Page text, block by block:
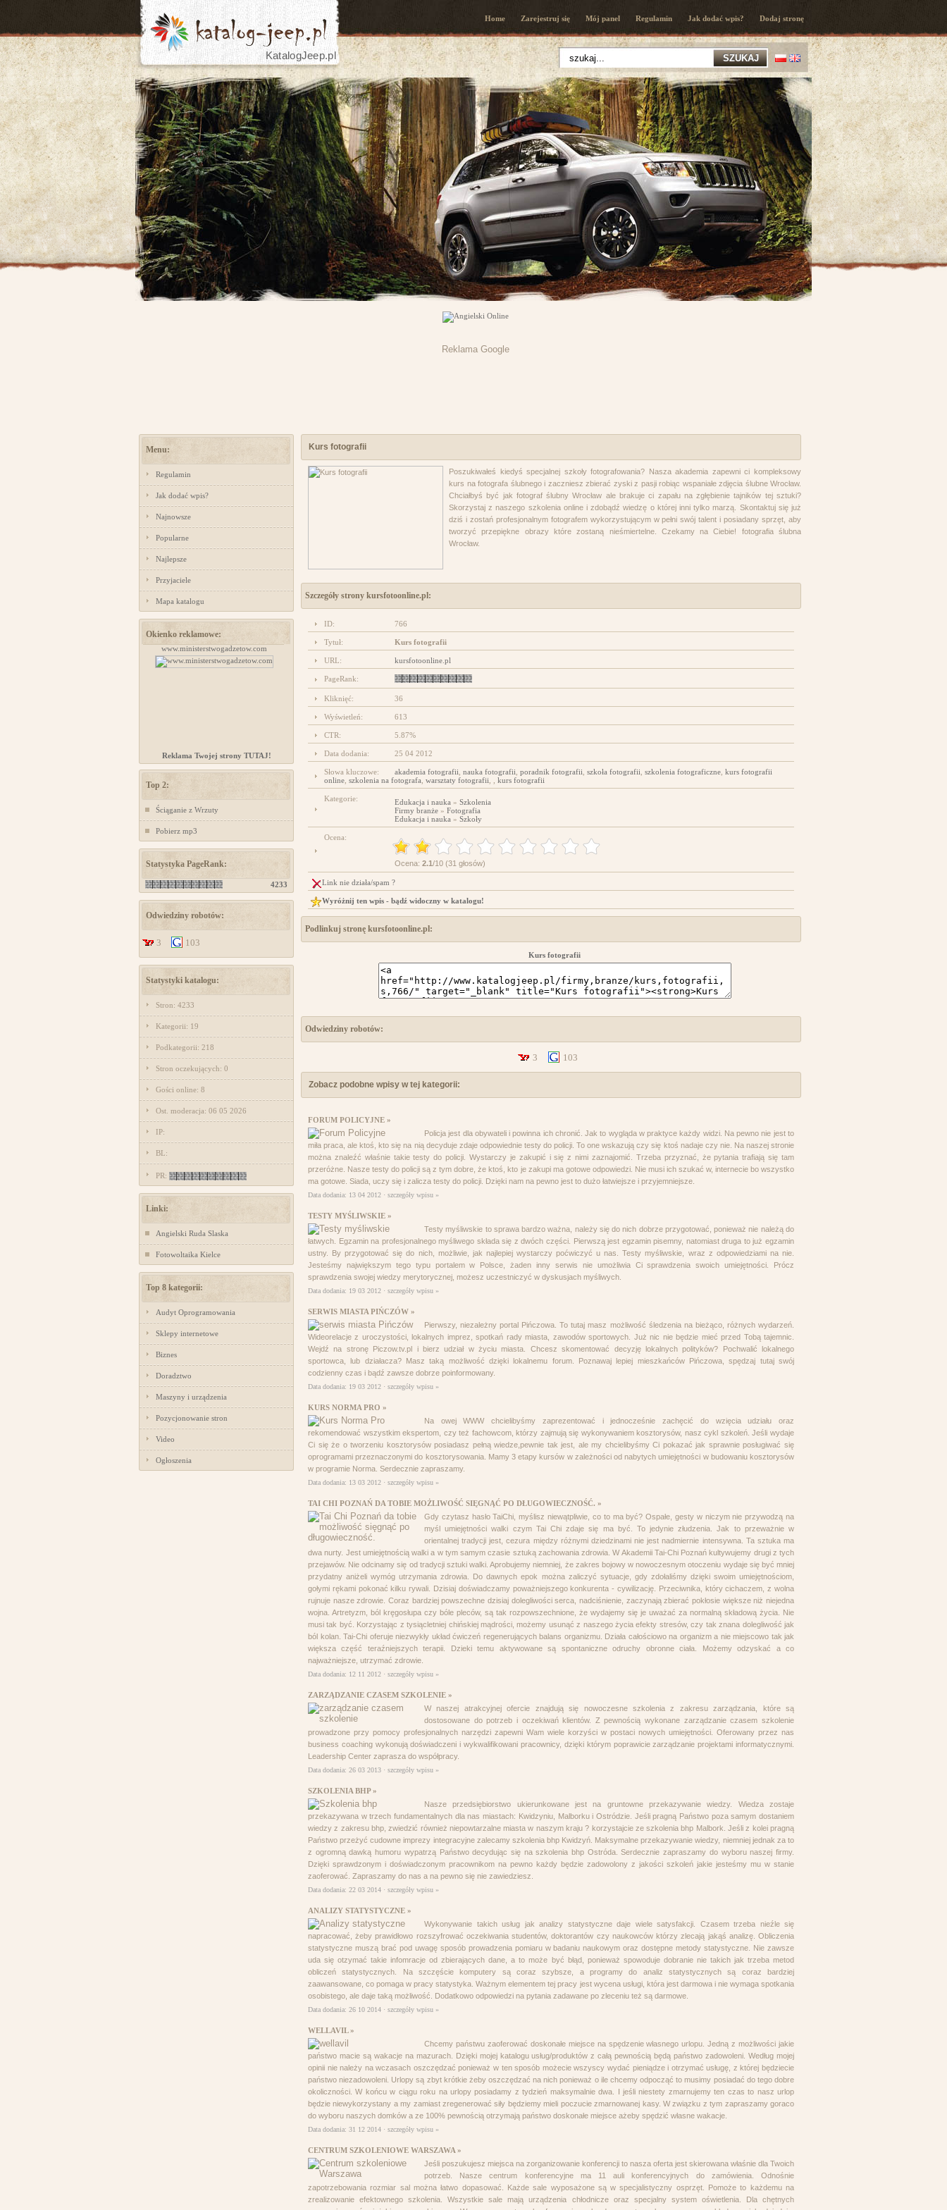
KatalogJeep.pl
Home Zarejestruj się Mój panel Regulamin Jak dodać wpis? Dodaj stronę
Reklama Google
Menu:
Regulamin
Jak dodać wpis?
Najnowsze
Popularne
Najlepsze
Przyjaciele
Mapa katalogu
Okienko reklamowe:
www.ministerstwogadzetow.com projektowanie stron www
Reklama Twojej strony TUTAJ!
Top 2:
Ściąganie z Wrzuty
Pobierz mp3
Statystyka PageRank:
4233
Odwiedziny robotów:
3 103
Statystyki katalogu:
Stron: 4233
Kategorii: 19
Podkategorii: 218
Stron oczekujących: 0
Gości online: 8
Ost. moderacja: 06 05 2026
IP:
BL:
PR:
Linki:
Angielski Ruda Slaska
Fotowoltaika Kielce
Top 8 kategorii:
Audyt Oprogramowania
Sklepy internetowe
Biznes
Doradztwo
Maszyny i urządzenia
Pozycjonowanie stron
Video
Ogłoszenia
Kurs fotografii
Poszukiwałeś kiedyś specjalnej szkoły fotografowania? Nasza akademia zapewni ci kompleksowy
kurs na fotografa ślubnego i zaczniesz zbierać zyski z pasji robiąc wspaniałe zdjęcia ślubne Wrocław.
Chciałbyś być jak fotograf ślubny Wrocław ale brakuje ci zapału na zgłębienie tajników tej sztuki?
Skorzystaj z naszego szkolenia online i zdobądź wiedzę o której inni tylko marzą. Skontaktuj się już
dziś i zostań profesjonalnym fotografem wykorzystującym w pełni swój talent i posiadany sprzęt, aby
tworzyć przepiękne obrazy które zostaną nieśmiertelne. Czekamy na Ciebie! fotografia ślubna
Wrocław.
Szczegóły strony kursfotoonline.pl:
ID: 766
Tytuł: Kurs fotografii
URL: kursfotoonline.pl
PageRank:
Kliknięć: 36
Wyświetleń: 613
CTR: 5.87%
Data dodania: 25 04 2012
Słowa kluczowe: akademia fotografii nauka fotografii poradnik fotografii szkoła fotografii szkolenia fotograficzne kurs fotografii
online szkolenia na fotografa warsztaty fotografii kurs fotografii
Kategorie: Edukacja i nauka » Szkolenia
Firmy branże » Fotografia
Edukacja i nauka » Szkoły
Ocena:
Ocena: 2.1/10 (31 głosów)
Link nie działa/spam ?
Wyróżnij ten wpis - bądź widoczny w katalogu!
Podlinkuj stronę kursfotoonline.pl:
Kurs fotografii
Odwiedziny robotów:
3 103
Zobacz podobne wpisy w tej kategorii:
FORUM POLICYJNE »
Policja jest dla obywateli i powinna ich chronić. Jak to wygląda w praktyce każdy widzi. Na pewno nie jest to
miła praca, ale ktoś, kto się na nią decyduje zdaje odpowiednie testy do policji. To one wskazują czy się ktoś nadaje czy nie. Na naszej stronie
można znaleźć właśnie takie testy do policji. Wystarczy je zakupić i się z nimi zaznajomić. Trzeba przyznać, że pytania trafiają się tam
przeróżne. Nasze testy do policji są z tym dobre, że ktoś, kto je zakupi ma gotowe odpowiedzi. Nie musi ich szukać w, internecie bo wszystko
ma gotowe. Siada, uczy się i zalicza testy do policji. Dzięki nam na pewno jest to dużo łatwiejsze i przyjemniejsze.
Data dodania: 13 04 2012 · szczegóły wpisu »
TESTY MYŚLIWSKIE »
Testy myśliwskie to sprawa bardzo ważna, należy się do nich dobrze przygotować, ponieważ nie należą do
łatwych. Egzamin na profesjonalnego myśliwego składa się z dwóch części. Pierwszą jest egzamin pisemny, natomiast druga to już egzamin
ustny. By przygotować się do nich, możliwie, jak najlepiej wystarczy poćwiczyć u nas. Testy myśliwskie, wraz z odpowiedziami na nie.
Jesteśmy największym tego typu portalem w Polsce, żaden inny serwis nie umożliwia Ci sprawdzenia swoich umiejętności. Prócz
sprawdzenia swojej wiedzy merytorycznej, możesz uczestniczyć w dyskusjach myśliwych.
Data dodania: 19 03 2012 · szczegóły wpisu »
SERWIS MIASTA PIŃCZÓW »
Pierwszy, niezależny portal Pińczowa. To tutaj masz możliwość śledzenia na bieżąco, różnych wydarzeń.
Wideorelacje z uroczystości, lokalnych imprez, spotkań rady miasta, zawodów sportowych. Już nic nie będzie mieć przed Tobą tajemnic.
Wejdź na stronę Piczow.tv.pl i bierz udział w życiu miasta. Chcesz skomentować decyzję lokalnych polityków? Pochwalić lokalnego
sportowca, lub działacza? Masz taką możliwość dzięki lokalnemu forum. Poznawaj lepiej mieszkańców Pińczowa, spędzaj tutaj swój
codzienny czas i bądź zawsze dobrze poinformowany.
Data dodania: 19 03 2012 · szczegóły wpisu »
KURS NORMA PRO »
Na owej WWW chcielibyśmy zaprezentować i jednocześnie zachęcić do wzięcia udziału oraz
rekomendować wszystkim ekspertom, czy też fachowcom, którzy zajmują się wykonywaniem kosztorysów, nasz cykl szkoleń. Jeśli wydaje
Ci się że o tworzeniu kosztorysów posiadasz pełną wiedze,pewnie tak jest, ale my chcielibyśmy Ci pokazać jak sprawnie posługiwać się
oprogramami przeznaczonymi do kosztorysowania. Mamy 3 etapy kursów w zależności od nabytych umiejętności w budowaniu kosztorysów
w programie Norma. Serdecznie zapraszamy.
Data dodania: 13 03 2012 · szczegóły wpisu »
TAI CHI POZNAŃ DA TOBIE MOŻLIWOŚĆ SIĘGNĄĆ PO DŁUGOWIECZNOŚĆ. »
Gdy czytasz hasło TaiChi, myślisz niewątpliwie, co to ma być? Ospałe, gesty w niczym nie przywodzą na
myśl umiejętności walki czym Tai Chi zdaje się ma być. To jedynie złudzenia. Jak to przeważnie w
orientalnej tradycji jest, cezura między różnymi dziedzinami nie jest nadmiernie intensywna. Ta sztuka ma
dwa nurty. Jest umiejętnością walki a w tym samym czasie sztuką zachowania zdrowia. W Akademii Tai-Chi Poznań kultywujemy drugi z tych
przejawów. Nie odcinamy się od tradycji sztuki walki. Aprobujemy niemniej, że zakres bojowy w nowoczesnym otoczeniu wydaje się być mniej
przydatny aniżeli wymóg utrzymania zdrowia. Do dawnych epok można zaliczyć sytuacje, gdy zdołaliśmy dzięki swoim umiejętnościom,
gołymi rękami pokonać kilku rywali. Dzisiaj doświadczamy poważniejszego konkurenta - cywilizację. Przeciwnika, który cichaczem, z wolna
rujnuje nasze zdrowie. Coraz bardziej powszechne dzisiaj dolegliwości serca, nadciśnienie, zaczynają zbierać pokłosie większe niż niejedna
wojna. Artretyzm, ból kręgosłupa czy bóle pleców, są tak rozpowszechnione, że wydajemy się je uważać za normalną składową życia. Nie
musi tak być. Korzystając z tysiącletniej chińskiej mądrości, możemy usunąć z naszego życia efekty stresów, czy tak znana dolegliwość jak
ból kolan. Tai-Chi oferuje niezwykły układ ćwiczeń regenerujących balans organizmu. Działa całościowo na organizm a nie miejscowo tak jak
większa część teraźniejszych terapii. Dzieki temu aktywowane są spontaniczne odruchy obronne ciała. Możemy odzyskać a co
najważniejsze, utrzymać zdrowie.
Data dodania: 12 11 2012 · szczegóły wpisu »
ZARZĄDZANIE CZASEM SZKOLENIE »
W naszej atrakcyjnej ofercie znajdują się nowoczesne szkolenia z zakresu zarządzania, które są
dostosowane do potrzeb i oczekiwań klientów. Z pewnością wykonane zarządzanie czasem szkolenie
prowadzone przy pomocy profesjonalnych narzędzi zapewni Wam wiele korzyści w postaci nowych umiejętności. Oferowany przez nas
business coaching wykonują doświadczeni i wykwalifikowani pracownicy, dzięki którym poprawicie zarządzanie projektami informatycznymi.
Leadership Center zaprasza do współpracy.
Data dodania: 26 03 2013 · szczegóły wpisu »
SZKOLENIA BHP »
Nasze przedsiębiorstwo ukierunkowane jest na gruntowne przekazywanie wiedzy. Wiedza zostaje
przekazywana w trzech fundamentalnych dla nas miastach: Kwidzyniu, Malborku i Ostródzie. Jeśli pragną Państwo poza samym dostaniem
wiedzy z zakresu bhp, zwiedzić również niepowtarzalne miasta w naszym kraju ? korzystajcie ze szkolenia bhp Malbork. Jeśli z kolei pragną
Państwo przeżyć cudowne imprezy integracyjne zalecamy szkolenia bhp Kwidzyń. Maksymalne przekazywanie wiedzy, niemniej jednak za to
z ogromną dawką humoru wypatrzą Państwo decydując się na szkolenia bhp Ostróda. Serdecznie zapraszamy do wyboru naszej firmy.
Dzięki sprawdzonym i doświadczonym pracownikom na pewno każdy będzie zadowolony z jakości szkoleń jakie jesteśmy mu w stanie
zaoferować. Zapraszamy do nas a na pewno się nie zawiedziesz.
Data dodania: 22 03 2014 · szczegóły wpisu »
ANALIZY STATYSTYCZNE »
Wykonywanie takich usług jak analizy statystyczne daje wiele satysfakcji. Czasem trzeba nieźle się
napracować, żeby prawidłowo rozszyfrować oczekiwania studentów, doktorantów czy naukowców którzy zlecają jakąś analizę. Obliczenia
statystyczne muszą brać pod uwagę sposób prowadzenia pomiaru w badaniu naukowym oraz dostępne metody statystyczne. Nie zawsze
uda się otzymać takie infomracje od zbierających dane, a to może być błąd, ponieważ spowoduje dobranie nie takich jak trzeba metod
obliczeń statystycznych. Na szczęście komputery są coraz szybsze, a programy do analiz statystycznych są coraz bardziej
zaawansowane, co pomaga w pracy statystyka. Ważnym elementem tej pracy jest wycena usługi, która jest darmowa i nie wymaga spotkania
osobistego, ale daje taką możliwość. Dodatkowo odpowiedzi na pytania zadawane po zleceniu też są darmowe.
Data dodania: 26 10 2014 · szczegóły wpisu »
WELLAVIL »
Chcemy państwu zaoferować doskonałe miejsce na spędzenie własnego urlopu. Jedną z możliwości jakie
państwo macie są wakacje na mazurach. Dzięki mojej katalogu usług/produktów z całą pewnością będą państwo zadowoleni. Według mojej
opinii nie należy na wczasach oszczędzać ponieważ w ten sposób możecie wszyscy wydać pieniądze i otrzymać usługę, z której będziecie
państwo niezadowoleni. Urlopy są zbyt krótkie żeby oszczędzać na nich ponieważ o ile chcemy odpocząć to musimy posiadać do tego dobre
okoliczności. W końcu w ciągu roku na urlopy posiadamy z tydzień maksymalnie dwa. I jeśli niestety zmarnujemy ten czas to nasz urlop
będzie niewykorzystany a my zamiast zregenerować siły będziemy mieli poczucie zmarnowanej kasy. W związku z tym zapraszamy goraco
do wyboru naszych domków a ze 100% pewnością otrzymają państwo doskonałe miejsce ażeby spędzić własne wakacje.
Data dodania: 31 12 2014 · szczegóły wpisu »
CENTRUM SZKOLENIOWE WARSZAWA »
Jeśli poszukujesz miejsca na zorganizowanie konferencji to nasza oferta jest skierowana właśnie dla Twoich
potrzeb. Nasze centrum konferencyjne ma 11 auli konferencyjnych do zamówienia. Odnośnie
zapotrzebowania rozmiar sal można łatwo dopasować. Każde sale wyposażone są w specjalistyczny osprzęt. Pomoże to każdemu na
zrealizowanie efektownego szkolenia. Wszystkie sale mają urządzenia chłodnicze oraz specjalny system oświetlenia. Dla chętnych